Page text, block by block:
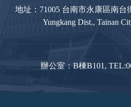
地址：71005 台南市永康區南台
Yungkang Dist., Tainan
辦公室：B棟B101,